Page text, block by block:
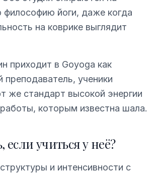
философию йоги, даже когда
на коврике выглядит
приходит в Goyoga как
преподаватель, ученики
же стандарт высокой энергии
которым известна шала.
если учиться у неё?
и интенсивности с